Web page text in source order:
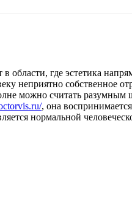
области, где эстетика
неприятно собственное
можно считать разумным
, она
нормальной